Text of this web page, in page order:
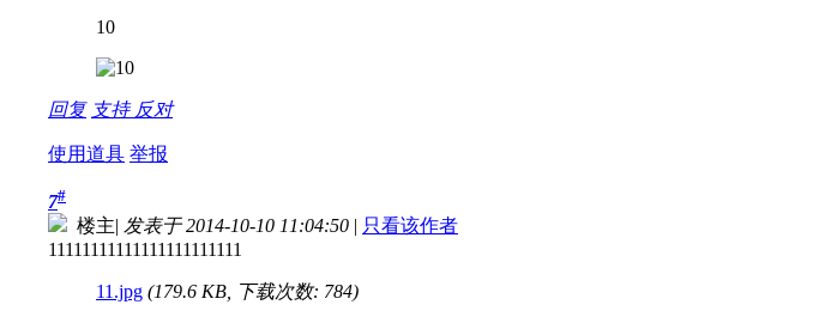
10
回复 支持 反对
使用道具 举报
7#
楼主| 发表于 2014-10-10 11:04:50 | 只看该作者
11111111111111111111111
11.jpg (179.6 KB, 下载次数: 784)